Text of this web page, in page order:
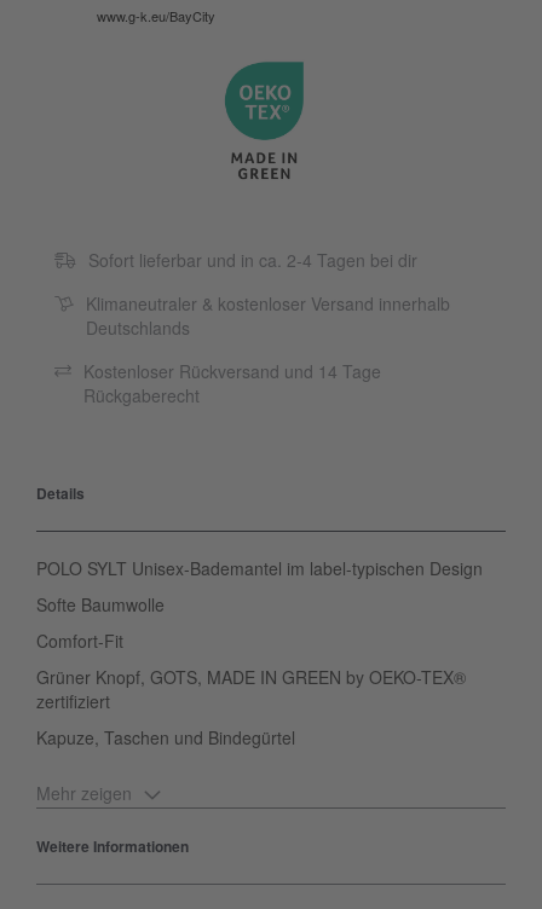
www.g-k.eu/BayCity
Sofort lieferbar und in ca. 2-4 Tagen bei dir
Klimaneutraler & kostenloser Versand innerhalb
Deutschlands
Kostenloser Rückversand und 14 Tage
Rückgaberecht
Details
POLO SYLT Unisex-Bademantel im label-typischen Design
Softe Baumwolle
Comfort-Fit
Grüner Knopf, GOTS, MADE IN GREEN by OEKO-TEX®
zertifiziert
Kapuze, Taschen und Bindegürtel
Mehr zeigen
Weitere Informationen